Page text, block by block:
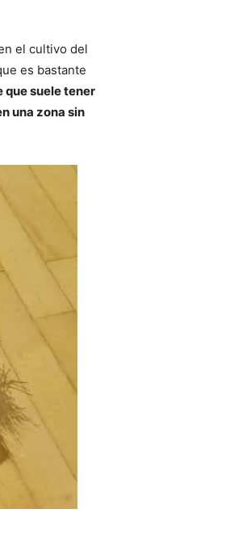
el cultivo del
es bastante
que suele tener
una zona sin